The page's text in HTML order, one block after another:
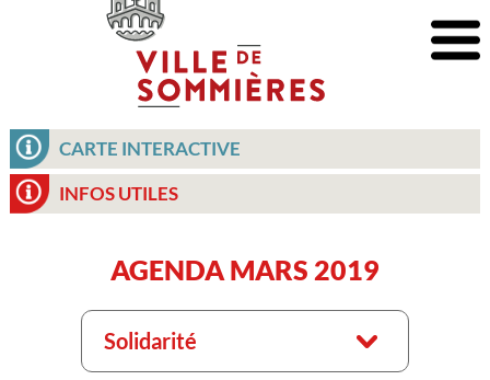
CARTE INTERACTIVE
INFOS UTILES
AGENDA MARS 2019
Solidarité